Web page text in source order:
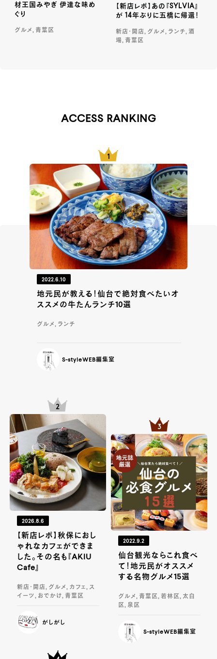
材王国みやぎ 伊達な味め
ぐり
グルメ, 青葉区
【新店レポ】あの『SYLVIA』
が 14年ぶりに五橋に帰還！
新店・開店, グルメ, ランチ, 酒
場, 青葉区
ACCESS RANKING
2022.6.10
地元民が教える！仙台で絶対食べたいオ
ススメの牛たんランチ10選
グルメ, ランチ
S-styleWEB編集室
2026.8.6
【新店レポ】秋保におし
ゃれなカフェができま
した。その名も『AKIU
Cafe』
新店・開店, グルメ, カフェ, ス
イーツ, おでかけ, 青葉区
がしがし
2022.9.2
仙台観光ならこれ食べ
て！地元民がオススメ
する名物グルメ15選
グルメ, 青葉区, 若林区, 太白
区, 泉区
S-styleWEB編集室